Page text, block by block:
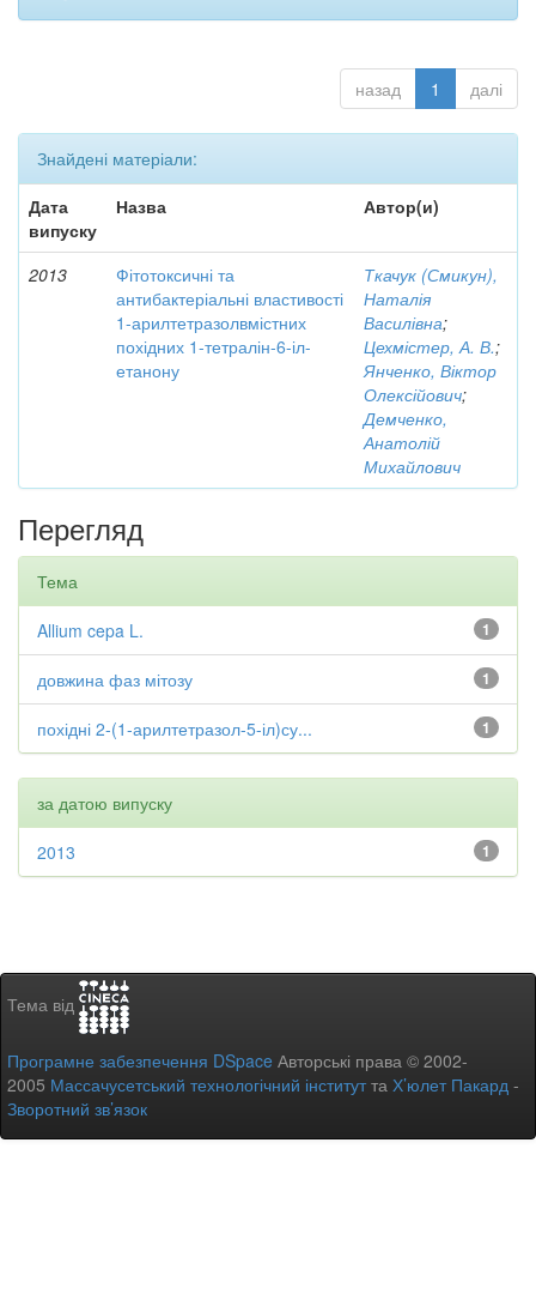
назад 1 далі
Знайдені матеріали:
Дата
випуску
Назва Автор(и)
2013
Фітотоксичні та
антибактеріальні властивості
1-арилтетразолвмістних
похідних 1-тетралін-6-іл-
етанону
Ткачук (Смикун),
Наталія
Василівна;
Цехмістер, А. В.;
Янченко, Віктор
Олексійович;
Демченко,
Анатолій
Михайлович
Перегляд
Тема
1
Allium cepa L.
1
довжина фаз мітозу
1
похідні 2-(1-арилтетразол-5-іл)су...
за датою випуску
1
2013
Тема від
Програмне забезпечення DSpace Авторські права © 2002-
2005 Массачусетський технологічний інститутта Х’юлет Пакард -
Зворотний зв’язок